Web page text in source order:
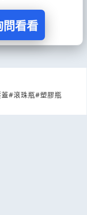
問看看
#滾珠瓶#塑膠瓶